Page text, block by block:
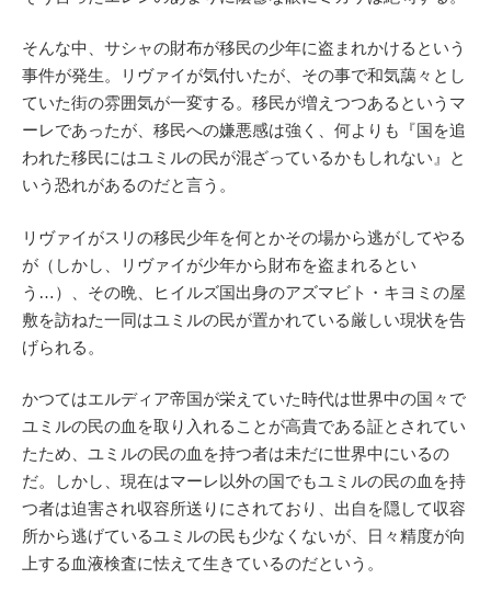
そんな中、サシャの財布が移民の少年に盗まれかけるという
事件が発生。リヴァイが気付いたが、その事で和気藹々とし
ていた街の雰囲気が一変する。移民が増えつつあるというマ
ーレであったが、移民への嫌悪感は強く、何よりも『国を追
われた移民にはユミルの民が混ざっているかもしれない』と
いう恐れがあるのだと言う。
リヴァイがスリの移民少年を何とかその場から逃がしてやる
が（しかし、リヴァイが少年から財布を盗まれるとい
う…）、その晩、ヒイルズ国出身のアズマビト・キヨミの屋
敷を訪ねた一同はユミルの民が置かれている厳しい現状を告
げられる。
かつてはエルディア帝国が栄えていた時代は世界中の国々で
ユミルの民の血を取り入れることが高貴である証とされてい
たため、ユミルの民の血を持つ者は未だに世界中にいるの
だ。しかし、現在はマーレ以外の国でもユミルの民の血を持
つ者は迫害され収容所送りにされており、出自を隠して収容
所から逃げているユミルの民も少なくないが、日々精度が向
上する血液検査に怯えて生きているのだという。